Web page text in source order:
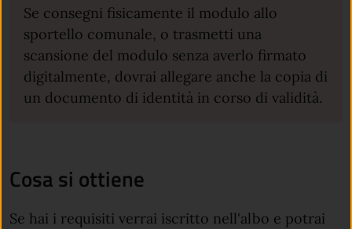
Se consegni fisicamente il modulo allo
sportello comunale, o trasmetti una
scansione del modulo senza averlo firmato
digitalmente, dovrai allegare anche la copia di
un documento di identità in corso di validità.
Cosa si ottiene
Se hai i requisiti verrai iscritto nell'albo e potrai